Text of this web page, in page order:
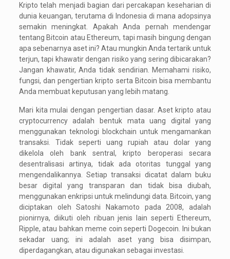
Kripto telah menjadi bagian dari percakapan keseharian di
dunia keuangan, terutama di Indonesia di mana adopsinya
semakin meningkat. Apakah Anda pernah mendengar
tentang Bitcoin atau Ethereum, tapi masih bingung dengan
apa sebenarnya aset ini? Atau mungkin Anda tertarik untuk
terjun, tapi khawatir dengan risiko yang sering dibicarakan?
Jangan khawatir, Anda tidak sendirian. Memahami risiko,
fungsi, dan pengertian kripto serta Bitcoin bisa membantu
Anda membuat keputusan yang lebih matang.
Mari kita mulai dengan pengertian dasar. Aset kripto atau
cryptocurrency adalah bentuk mata uang digital yang
menggunakan teknologi blockchain untuk mengamankan
transaksi. Tidak seperti uang rupiah atau dolar yang
dikelola oleh bank sentral, kripto beroperasi secara
desentralisasi artinya, tidak ada otoritas tunggal yang
mengendalikannya. Setiap transaksi dicatat dalam buku
besar digital yang transparan dan tidak bisa diubah,
menggunakan enkripsi untuk melindungi data. Bitcoin, yang
diciptakan oleh Satoshi Nakamoto pada 2008, adalah
pionirnya, diikuti oleh ribuan jenis lain seperti Ethereum,
Ripple, atau bahkan meme coin seperti Dogecoin. Ini bukan
sekadar uang; ini adalah aset yang bisa disimpan,
diperdagangkan, atau digunakan sebagai investasi.